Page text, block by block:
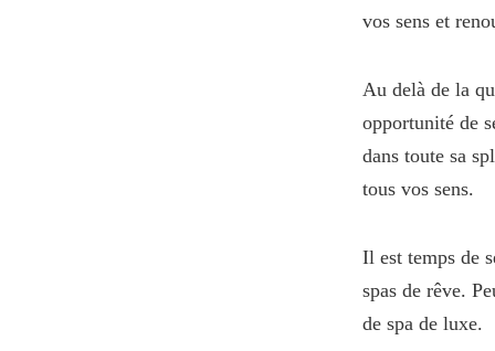
vos sens et
Au delà de la
opportunité de
dans toute sa
tous vos sens.
Il est temps de
spas de rêve.
de spa de luxe.